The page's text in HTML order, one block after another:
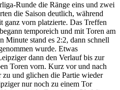
Runde die Ränge eins und zwei
die Saison deutlich, während
ganz vorn platzierte. Das Treffen
temporeich und mit Toren am
Minute stand es 2:2, dann schnell
wurde. Etwas
dann den Verlauf bis zur
Toren vorn. Kurz vor und nach
zu und glichen die Partie wieder
nur noch zu einem Tor